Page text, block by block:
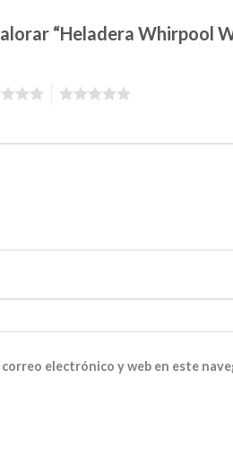
“Heladera Whirpool
electrónico y web en este